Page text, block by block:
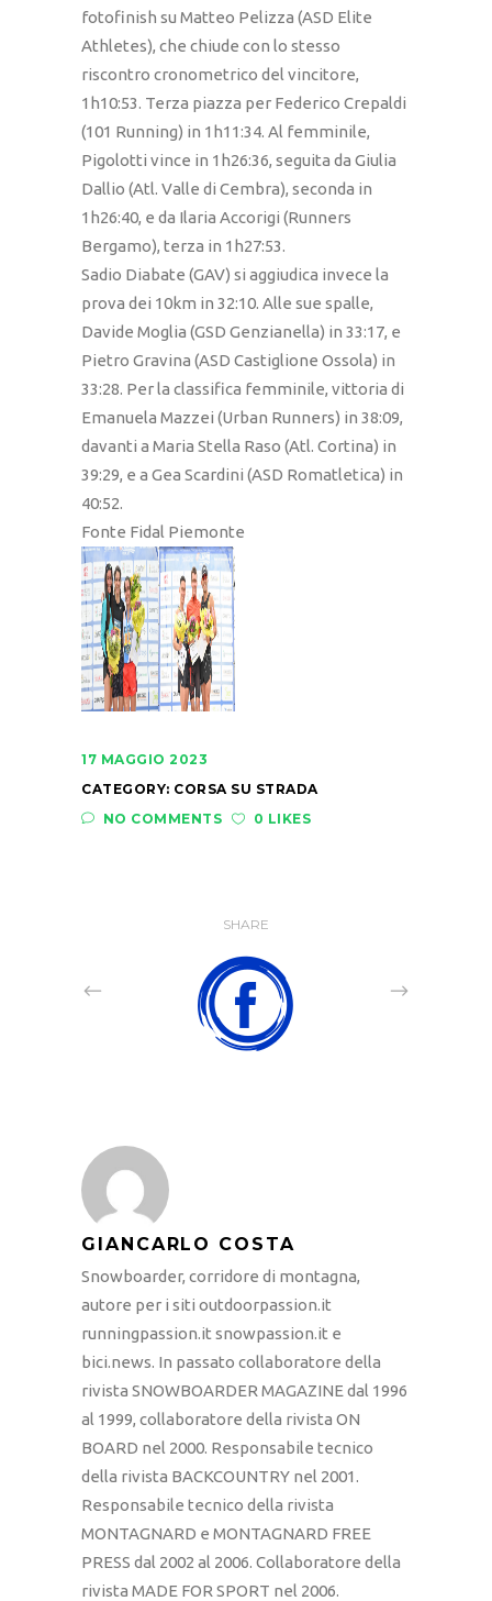
fotofinish su Matteo Pelizza (ASD Elite
Athletes), che chiude con lo stesso
riscontro cronometrico del vincitore,
1h10:53. Terza piazza per Federico Crepaldi
(101 Running) in 1h11:34. Al femminile,
Pigolotti vince in 1h26:36, seguita da Giulia
Dallio (Atl. Valle di Cembra), seconda in
1h26:40, e da Ilaria Accorigi (Runners
Bergamo), terza in 1h27:53.
Sadio Diabate (GAV) si aggiudica invece la
prova dei 10km in 32:10. Alle sue spalle,
Davide Moglia (GSD Genzianella) in 33:17, e
Pietro Gravina (ASD Castiglione Ossola) in
33:28. Per la classifica femminile, vittoria di
Emanuela Mazzei (Urban Runners) in 38:09,
davanti a Maria Stella Raso (Atl. Cortina) in
39:29, e a Gea Scardini (ASD Romatletica) in
40:52.
Fonte Fidal Piemonte
17 MAGGIO 2023
CATEGORY: CORSA SU STRADA
NO COMMENTS
0 LIKES
SHARE
GIANCARLO COSTA
Snowboarder, corridore di montagna,
autore per i siti outdoorpassion.it
runningpassion.it snowpassion.it e
bici.news. In passato collaboratore della
rivista SNOWBOARDER MAGAZINE dal 1996
al 1999, collaboratore della rivista ON
BOARD nel 2000. Responsabile tecnico
della rivista BACKCOUNTRY nel 2001.
Responsabile tecnico della rivista
MONTAGNARD e MONTAGNARD FREE
PRESS dal 2002 al 2006. Collaboratore della
rivista MADE FOR SPORT nel 2006.